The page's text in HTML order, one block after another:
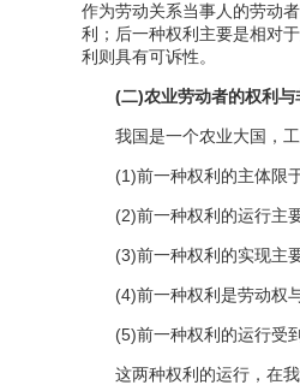
作为劳动关系当事人的劳动
利；后一种权利主要是相对
利则具有可诉性。
(二)农业劳动者的权利与
我国是一个农业大国，工
(1)前一种权利的主体限于
(2)前一种权利的运行主要
(3)前一种权利的实现主
(4)前一种权利是劳动权
(5)前一种权利的运行受到
这两种权利的运行，在我